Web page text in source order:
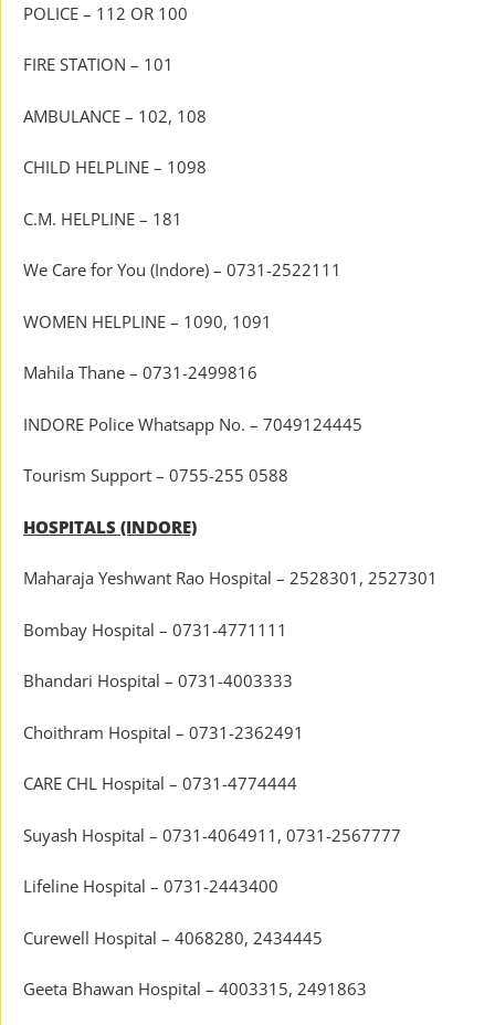
POLICE – 112 OR 100
FIRE STATION – 101
AMBULANCE – 102, 108
CHILD HELPLINE – 1098
C.M. HELPLINE – 181
We Care for You (Indore) – 0731-2522111
WOMEN HELPLINE – 1090, 1091
Mahila Thane – 0731-2499816
INDORE Police Whatsapp No. – 7049124445
Tourism Support – 0755-255 0588
HOSPITALS (INDORE)
Maharaja Yeshwant Rao Hospital – 2528301, 2527301
Bombay Hospital – 0731-4771111
Bhandari Hospital – 0731-4003333
Choithram Hospital – 0731-2362491
CARE CHL Hospital – 0731-4774444
Suyash Hospital – 0731-4064911, 0731-2567777
Lifeline Hospital – 0731-2443400
Curewell Hospital – 4068280, 2434445
Geeta Bhawan Hospital – 4003315, 2491863